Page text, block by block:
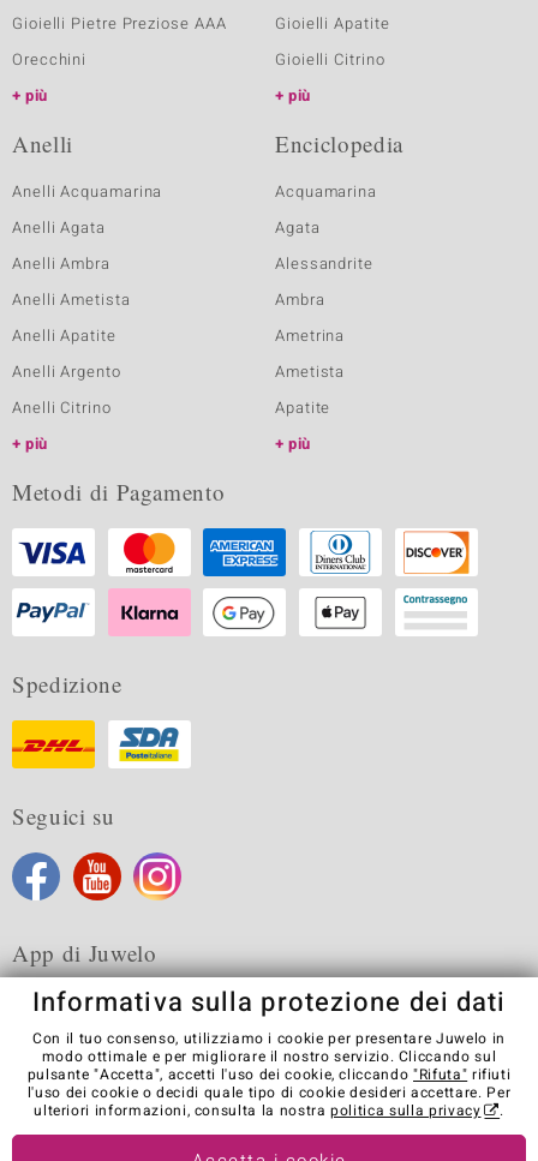
Gioielli Pietre Preziose AAA
Orecchini
più
Gioielli Apatite
Gioielli Citrino
più
Anelli
Anelli Acquamarina
Anelli Agata
Anelli Ambra
Anelli Ametista
Anelli Apatite
Anelli Argento
Anelli Citrino
più
Enciclopedia
Acquamarina
Agata
Alessandrite
Ambra
Ametrina
Ametista
Apatite
più
Metodi di Pagamento
Spedizione
Seguici su
App di Juwelo
Condizioni generali di vendita Informativa Privacy
Cookies
Note legali
Contatti
Recedere dal contratto
Visit our stores in other countries:
Informativa sulla protezione dei dati
Con il tuo consenso, utilizziamo i cookie per presentare Juwelo in
modo ottimale e per migliorare il nostro servizio. Cliccando sul
pulsante "Accetta", accetti l'uso dei cookie, cliccando "Rifuta" rifiuti
l'uso dei cookie o decidi quale tipo di cookie desideri accettare. Per
ulteriori informazioni, consulta la nostrapolitica sulla privacy .